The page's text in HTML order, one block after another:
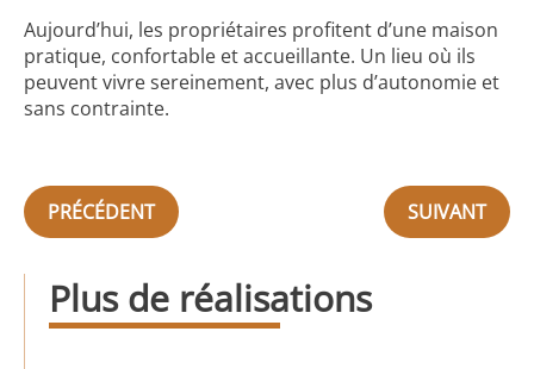
Aujourd’hui, les propriétaires profitent d’une maison
pratique, confortable et accueillante. Un lieu où ils
peuvent vivre sereinement, avec plus d’autonomie et
sans contrainte.
PRÉCÉDENT SUIVANT
Plus de réalisations